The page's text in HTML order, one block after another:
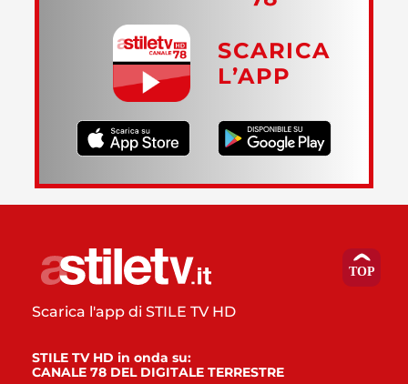
SCARICA
L’APP
Scarica l'app di STILE TV HD
STILE TV HD in onda su:
CANALE 78 DEL DIGITALE TERRESTRE